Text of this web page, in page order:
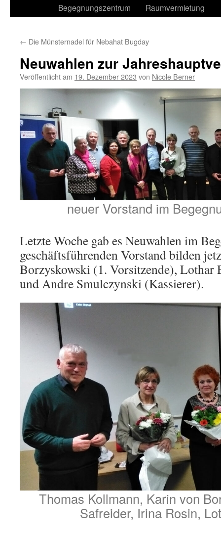
Begegnungszentrum
Raumvermietung
← Die Münsternadel für Nebahat Bugday
Neuwahlen zur
Veröffentlicht am 19. Dezember 2023 von Nicole Berner
neuer Vorstand im
Letzte Woche gab es Neuwahlen im
geschäftsführenden Vorstand bilden
Borzyskowski (1. Vorsitzende), Lothar
und Andre Smulczynski (Kassierer).
Thomas Kollmann, Karin von
Safreider, Irina Rosin,